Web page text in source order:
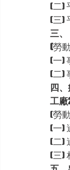
(二)
(三)
三
(勞
(一)
(二)
四
工
(勞
(一)
(二)
(三)